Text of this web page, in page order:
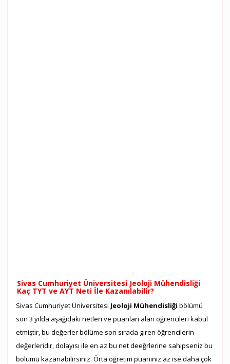
Sivas Cumhuriyet Üniversitesi Jeoloji Mühendisliği
Kaç TYT ve AYT Neti İle Kazanılabilir?
Sivas Cumhuriyet Üniversitesi Jeoloji Mühendisliği bölümü
son 3 yılda aşağıdaki netleri ve puanları alan öğrencileri kabul
etmiştir, bu değerler bölüme son sırada giren öğrencilerin
değerleridir, dolayısı ile en az bu net deeğrlerine sahipseniz bu
bölümü kazanabilirsiniz. Örta öğretim puanınız az ise daha çok